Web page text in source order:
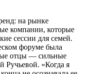
на рынке
компании, которые
сессии для семей.
форуме была
отцы — сильные
Ручьевой. «Когда я